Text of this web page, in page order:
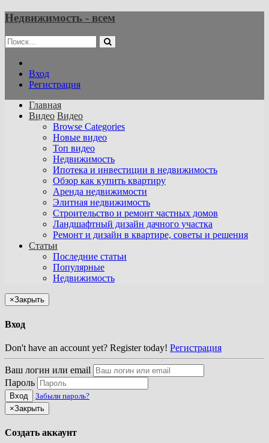
Недвижимость - всем
Вход
Регистрация
Главная
Видео Видео
Browse Categories
Новые видео
Топ видео
Недвижимость
Ипотека и инвестиции в недвижимость
Обзор как купить квартиру
Аренда недвижимости
Элитная недвижимость
Строительство и ремонт частных домов
Ландшафтный дизайн дачного участка
Ремонт и дизайн в квартире, советы и решения
Статьи
Последние статьи
Популярные
Недвижимость
×Закрыть
Вход
Don't have an account yet? Register today! Регистрация
Ваш логин или email
Пароль
Вход
Забыли пароль?
×Закрыть
Создать аккаунт